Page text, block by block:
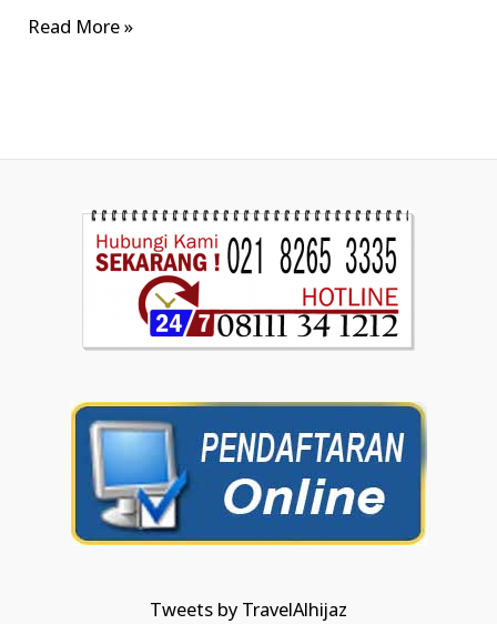
Read More »
Tweets by TravelAlhijaz